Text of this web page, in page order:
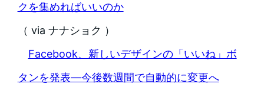
クを集めればいいのか
（ via ナナショク ）
Facebook、新しいデザインの「いいね」ボ
タンを発表―今後数週間で自動的に変更へ